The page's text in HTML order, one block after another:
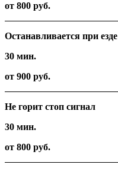
от 800 руб.
Останавливается при езде
30 мин.
от 900 руб.
Не горит стоп сигнал
30 мин.
от 800 руб.